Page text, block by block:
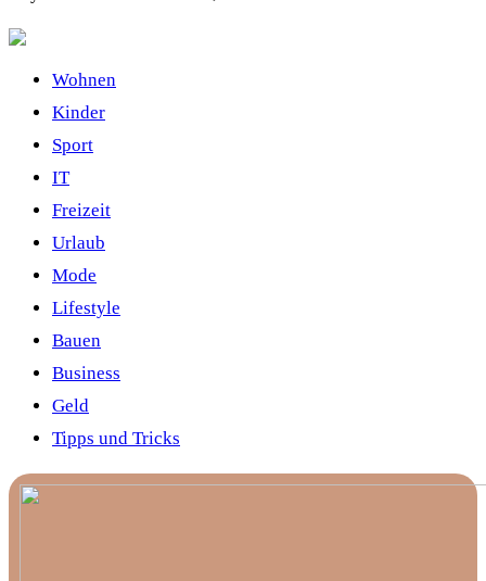
Wohnen
Kinder
Sport
IT
Freizeit
Urlaub
Mode
Lifestyle
Bauen
Business
Geld
Tipps und Tricks